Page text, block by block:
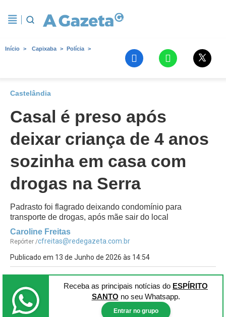
Início Capixaba Polícia
Castelândia
Casal é preso após
deixar criança de 4 anos
sozinha em casa com
drogas na Serra
Padrasto foi flagrado deixando condomínio para
transporte de drogas, após mãe sair do local
Caroline Freitas
Repórter /cfreitas@redegazeta.com.br
Publicado em 13 de Junho de 2026 às 14:54
Receba as principais notícias do ESPÍRITO
SANTO no seu Whatsapp.
Entrar no grupo